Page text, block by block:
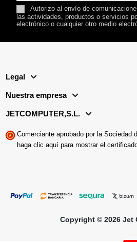
Autorizo al envío de
las actividades, productos o servicios
electrónico o cualquier otro medio
Legal
Nuestra empresa
JETCOMPUTER,S.L.
Comerciante aprobado por la Sociedad
haga clic aquí para mostrar el
Copyright © 2026 Jet